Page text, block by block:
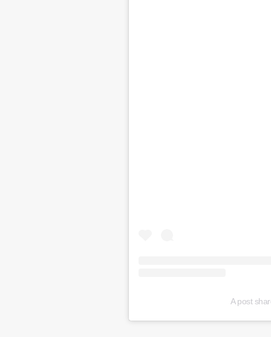
A post